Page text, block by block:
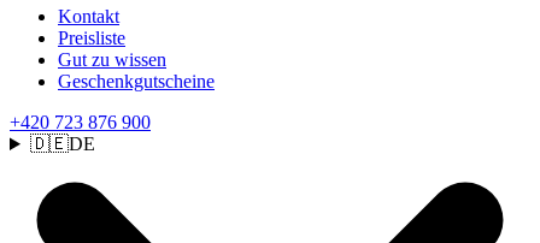
Kontakt
Preisliste
Gut zu wissen
Geschenkgutscheine
+420 723 876 900
🇩🇪DE